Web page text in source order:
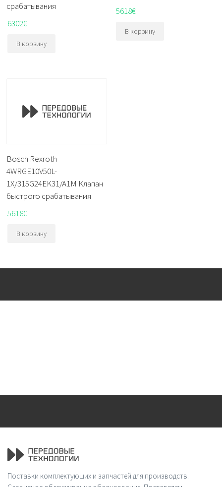
срабатывания
6302€
В корзину
5618€
В корзину
Bosch Rexroth
4WRGE10V50L-
1X/315G24EK31/A1M Клапан
быстрого срабатывания
5618€
В корзину
Поставки комплектующих и запчастей для производств.